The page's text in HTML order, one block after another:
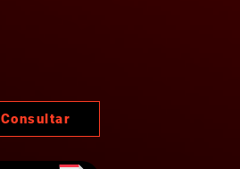
Consultar